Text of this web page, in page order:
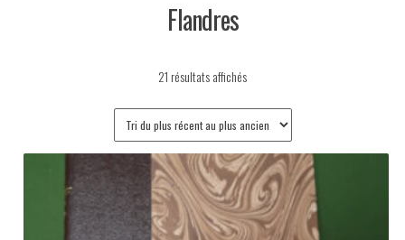
Flandres
21 résultats affichésTrié
plus
récent
au
plus
ancien